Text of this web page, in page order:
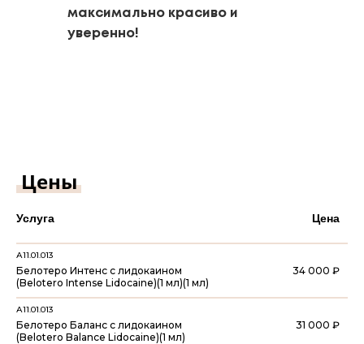
максимально красиво и
уверенно!
Цены
Услуга Цена
А11.01.013
Белотеро Интенс с лидокаином
(Belotero Intense Lidocaine)(1 мл)(1 мл)
34 000 ₽
А11.01.013
Белотеро Баланс с лидокаином
(Belotero Balance Lidocaine)(1 мл)
31 000 ₽